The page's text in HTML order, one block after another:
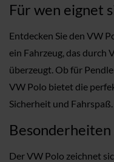
Für wen eignet
Entdecken Sie den VW
ein Fahrzeug, das
überzeugt. Ob für
VW Polo bietet die
Sicherheit und Fahrspaß.
Besonderheiten
Der VW Polo zeichnet